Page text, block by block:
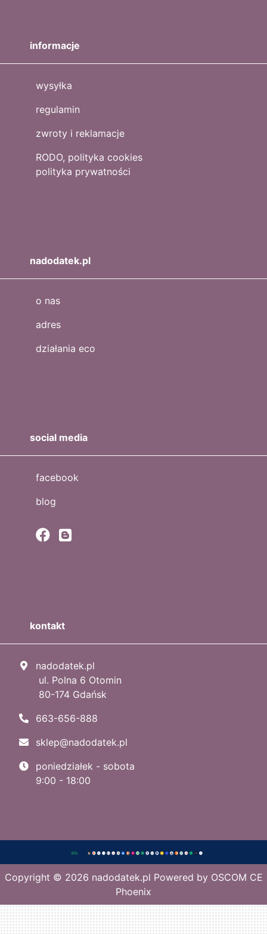
informacje
wysyłka
regulamin
zwroty i reklamacje
RODO, polityka cookies
polityka prywatności
nadodatek.pl
o nas
adres
działania eco
social media
facebook
blog
kontakt
nadodatek.pl
ul. Polna 6 Otomin
80-174 Gdańsk
663-656-888
sklep@nadodatek.pl
poniedziałek - sobota
9:00 - 18:00
Copyright © 2026 nadodatek.pl Powered by OSCOM CE
Phoenix